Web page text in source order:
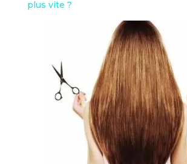
plus vite ?